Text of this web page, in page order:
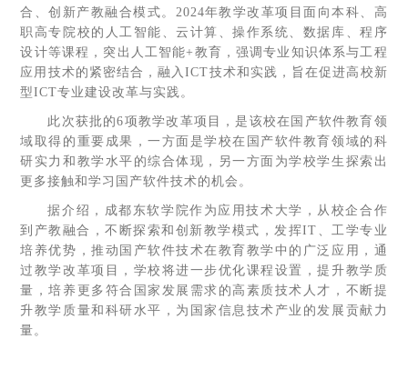
合、创新产教融合模式。2024年教学改革项目面向本科、高
职高专院校的人工智能、云计算、操作系统、数据库、程序
设计等课程，突出人工智能+教育，强调专业知识体系与工程
应用技术的紧密结合，融入ICT技术和实践，旨在促进高校新
型ICT专业建设改革与实践。
此次获批的6项教学改革项目，是该校在国产软件教育领
域取得的重要成果，一方面是学校在国产软件教育领域的科
研实力和教学水平的综合体现，另一方面为学校学生探索出
更多接触和学习国产软件技术的机会。
据介绍，成都东软学院作为应用技术大学，从校企合作
到产教融合，不断探索和创新教学模式，发挥IT、工学专业
培养优势，推动国产软件技术在教育教学中的广泛应用，通
过教学改革项目，学校将进一步优化课程设置，提升教学质
量，培养更多符合国家发展需求的高素质技术人才，不断提
升教学质量和科研水平，为国家信息技术产业的发展贡献力
量。